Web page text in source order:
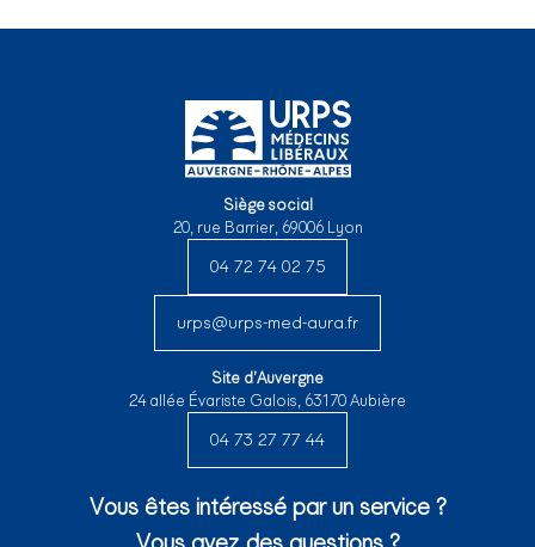
Siège social
20, rue Barrier, 69006 Lyon
04 72 74 02 75
urps@urps-med-aura.fr
Site d’Auvergne
24 allée Évariste Galois, 63170 Aubière
04 73 27 77 44
Vous êtes intéressé par un service ?